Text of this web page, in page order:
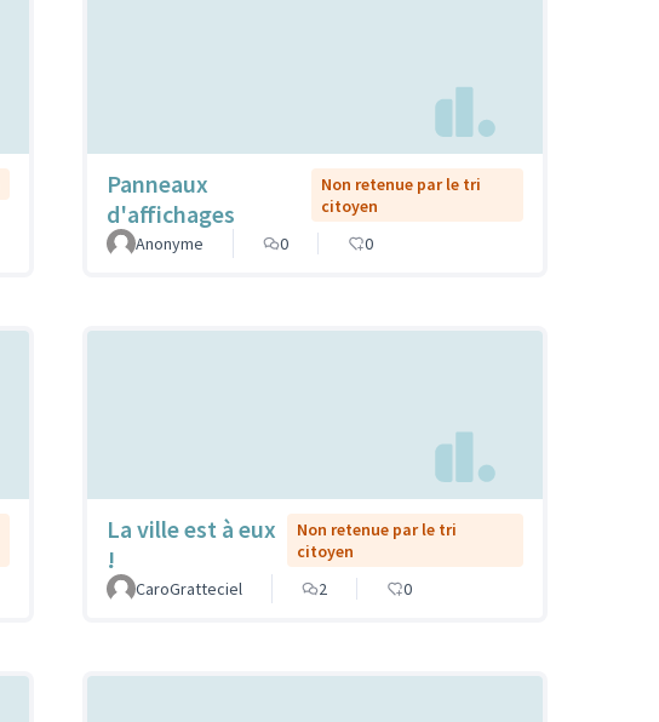
Panneaux
d'affichages
Non retenue par le tri
citoyen
Anonyme
0 0
La ville est à eux
!
Non retenue par le tri
citoyen
CaroGratteciel
2 0